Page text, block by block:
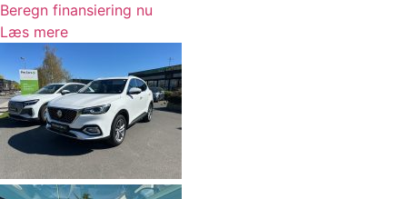
Beregn finansiering nu
Læs mere